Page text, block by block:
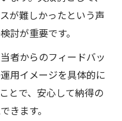
が難しかったという声
討が重要です。
者からのフィードバッ
用イメージを具体的に
とで、安心して納得の
きます。